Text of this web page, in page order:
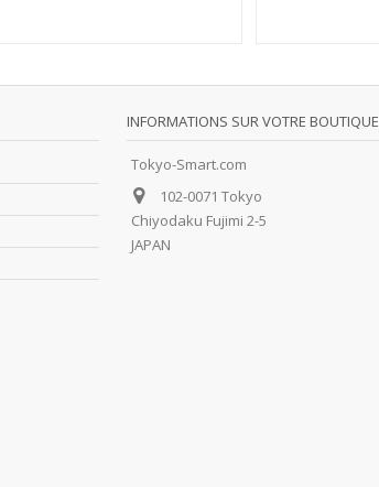
INFORMATIONS SUR VOTRE BOUTIQUE
Tokyo-Smart.com
102-0071 Tokyo
Chiyodaku Fujimi 2-5
JAPAN